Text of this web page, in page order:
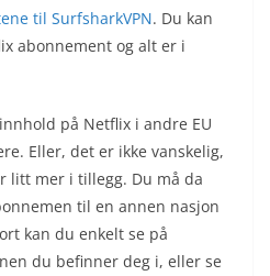
til SurfsharkVPN. Du kan
abonnement og alt er i
på Netflix i andre EU
Eller, det er ikke vanskelig,
litt mer i tillegg. Du må da
til en annen nasjon
kan du enkelt se på
du befinner deg i, eller se